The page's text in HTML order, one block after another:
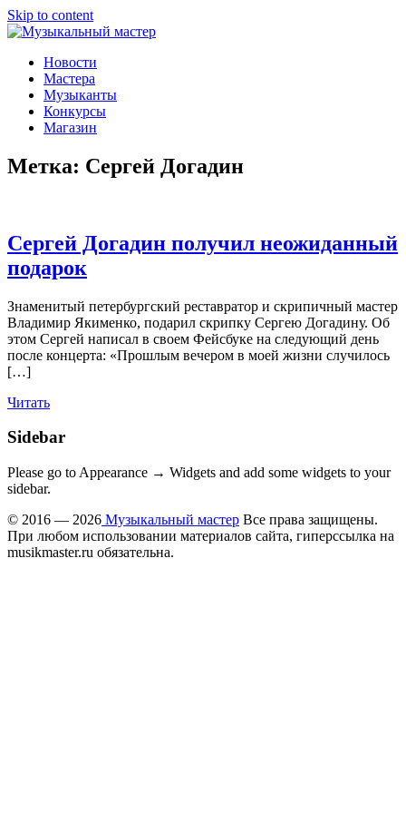
Skip to content
Музыкальный мастер
О мастерах музыкальных инструментов и музыкантах
Новости
Мастера
Музыканты
Конкурсы
Магазин
Метка: Сергей Догадин
Сергей Догадин получил неожиданный
подарок
Знаменитый петербургский реставратор и скрипичный мастер
Владимир Якименко, подарил скрипку Сергею Догадину. Об
этом Сергей написал в своем Фейсбуке на следующий день
после концерта: «Прошлым вечером в моей жизни случилось
[…]
Читать
Sidebar
Please go to Appearance → Widgets and add some widgets to your
sidebar.
© 2016 — 2026 Музыкальный мастер Все права защищены.
При любом использовании материалов сайта, гиперссылка на
musikmaster.ru обязательна.